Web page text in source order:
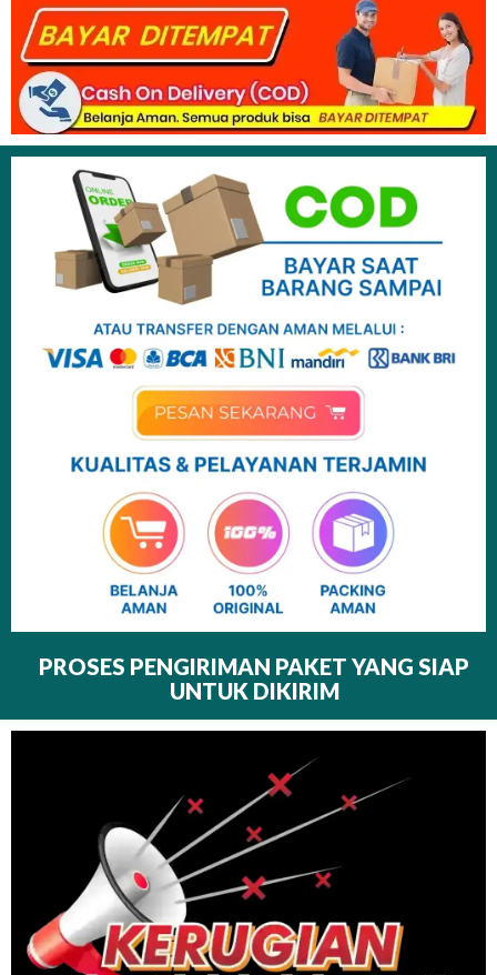
PROSES PENGIRIMAN PAKET YANG SIAP
UNTUK DIKIRIM